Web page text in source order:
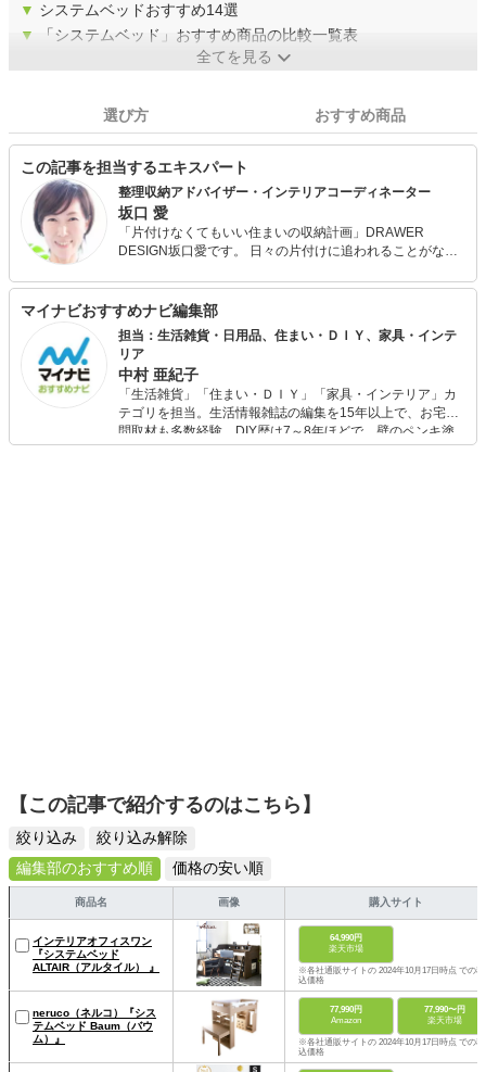
▼ システムベッドおすすめ14選
▼
「システムベッド」おすすめ商品の比較一覧表
全てを見る
選び方 おすすめ商品
この記事を担当するエキスパート
整理収納アドバイザー・インテリアコーディネーター
坂口 愛
「片付けなくてもいい住まいの収納計画」DRAWER
DESIGN坂口愛です。 日々の片付けに追われることがない
現」をコンセプトに独自のロジックによる「必ず片付く数
の法則」「片づけなくてもいい住まいの収納計画」を提
案。保有資格は整理収納アドバイザー・インテリアコーデ
ィネーター・ライフスタイルプランナーを保有。 住まい
づくりと経験を活かした暮らしに彩を与えるエッセンスを
お伝えしています。セミナー講演、収納モデルルーム設計
など、全国にて活動中。
マイナビおすすめナビ編集部
担当：生活雑貨・日用品、住まい・ＤＩＹ、家具・インテ
リア
中村 亜紀子
「生活雑貨」「住まい・ＤＩＹ」「家具・インテリア」カ
テゴリを担当。生活情報雑誌の編集を15年以上で、お宅訪
問取材も多数経験。DIY歴は7～8年ほどで、壁のペンキ塗
りや壁紙チェンジなどもチャレンジ済み。初心者でもモノ
【この記事で紹介するのはこちら】
絞り込み
絞り込み解除
編集部のおすすめ順
価格の安い順
商品名 画像 購入サイト
インテリアオフィスワン
『システムベッド
ALTAIR（アルタイル） 』
64,990円
楽天市場
※各社通販サイトの 2024年10月17日時点 での税
込価格
neruco（ネルコ）『シス
テムベッド Baum（バウ
ム）』
77,990円
Amazon
77,990〜円
楽天市場
※各社通販サイトの 2024年10月17日時点 での税
込価格